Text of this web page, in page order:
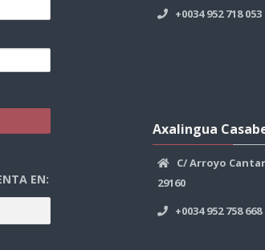
EN:
+0034 952 718 053
Casabermeja
Axalingua
C/ Arroyo
29160
+0034 952 758 668